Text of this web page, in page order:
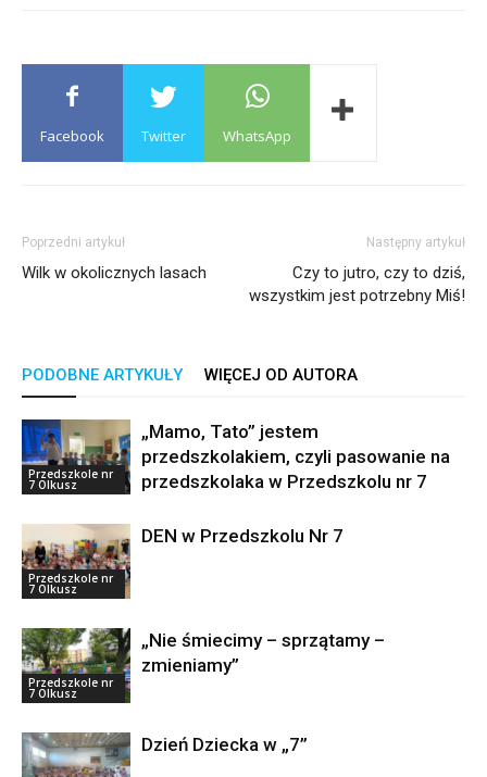
Facebook Twitter WhatsApp
Poprzedni artykuł
Wilk w okolicznych lasach
Następny artykuł
Czy to jutro, czy to dziś,
wszystkim jest potrzebny Miś!
PODOBNE ARTYKUŁY WIĘCEJ OD AUTORA
Przedszkole nr
7 Olkusz
„Mamo, Tato” jestem
przedszkolakiem, czyli pasowanie na
przedszkolaka w Przedszkolu nr 7
Przedszkole nr
7 Olkusz
DEN w Przedszkolu Nr 7
Przedszkole nr
7 Olkusz
„Nie śmiecimy – sprzątamy –
zmieniamy”
Dzień Dziecka w „7”